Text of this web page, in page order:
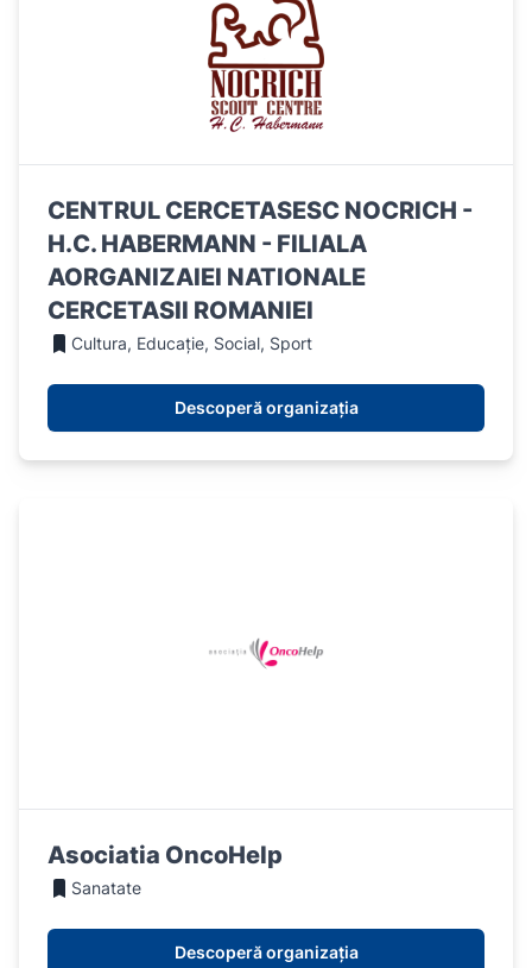
CENTRUL CERCETASESC NOCRICH -
H.C. HABERMANN - FILIALA
AORGANIZAIEI NATIONALE
CERCETASII ROMANIEI
Cultura, Educație, Social, Sport
Descoperă organizația
Asociatia OncoHelp
Sanatate
Descoperă organizația